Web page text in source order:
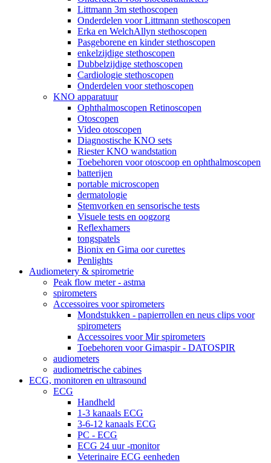
Littmann 3m stethoscopen
Onderdelen voor Littmann stethoscopen
Erka en WelchAllyn stethoscopen
Pasgeborene en kinder stethoscopen
enkelzijdige stethoscopen
Dubbelzijdige stethoscopen
Cardiologie stethoscopen
Onderdelen voor stethoscopen
KNO apparatuur
Ophthalmoscopen Retinoscopen
Otoscopen
Video otoscopen
Diagnostische KNO sets
Riester KNO wandstation
Toebehoren voor otoscoop en ophthalmoscopen
batterijen
portable microscopen
dermatologie
Stemvorken en sensorische tests
Visuele tests en oogzorg
Reflexhamers
tongspatels
Bionix en Gima oor curettes
Penlights
Audiometery & spirometrie
Peak flow meter - astma
spirometers
Accessoires voor spirometers
Mondstukken - papierrollen en neus clips voor
spirometers
Accessoires voor Mir spirometers
Toebehoren voor Gimaspir - DATOSPIR
audiometers
audiometrische cabines
ECG, monitoren en ultrasound
ECG
Handheld
1-3 kanaals ECG
3-6-12 kanaals ECG
PC - ECG
ECG 24 uur -monitor
Veterinaire ECG eenheden